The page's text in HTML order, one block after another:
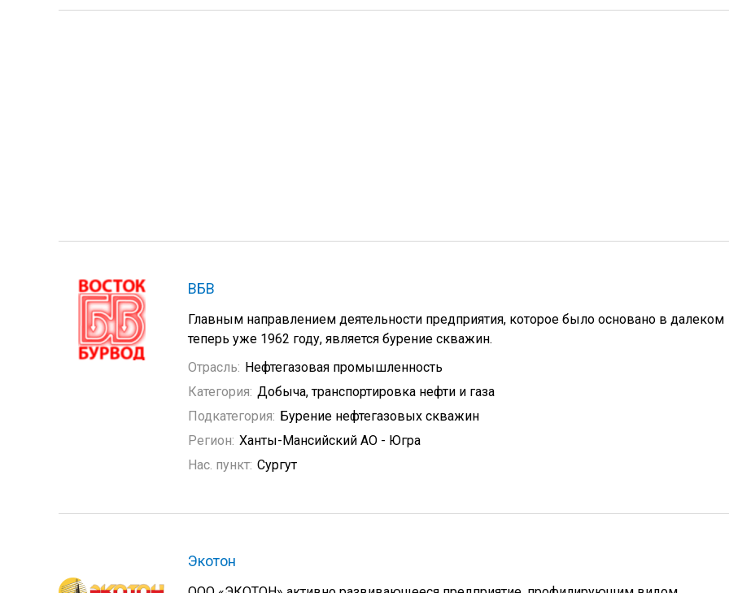
ВБВ
Главным направлением деятельности предприятия, которое было основано в далеком
теперь уже 1962 году, является бурение скважин.
Отрасль: Нефтегазовая промышленность
Категория: Добыча, транспортировка нефти и газа
Подкатегория: Бурение нефтегазовых скважин
Регион: Ханты-Мансийский АО - Югра
Нас. пункт: Сургут
Экотон